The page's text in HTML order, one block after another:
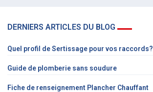
DERNIERS ARTICLES DU BLOG
Quel profil de Sertissage pour vos raccords?
Guide de plomberie sans soudure
Fiche de renseignement Plancher Chauffant